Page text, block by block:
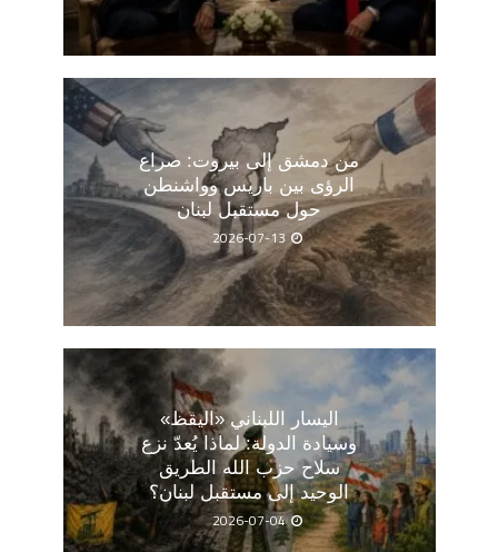
من دمشق إلى بيروت: صراع
الرؤى بين باريس وواشنطن
حول مستقبل لبنان
2026-07-13
اليسار اللبناني «اليقظ»
وسيادة الدولة: لماذا يُعدّ نزع
سلاح حزب الله الطريق
الوحيد إلى مستقبل لبنان؟
2026-07-04